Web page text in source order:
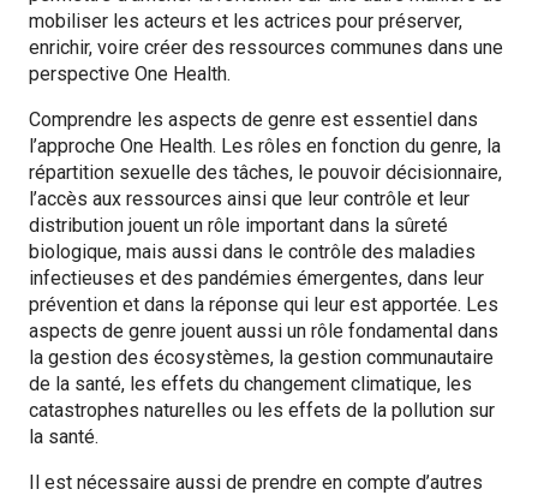
mobiliser les acteurs et les actrices pour préserver,
enrichir, voire créer des ressources communes dans une
perspective One Health.
Comprendre les aspects de genre est essentiel dans
l’approche One Health. Les rôles en fonction du genre, la
répartition sexuelle des tâches, le pouvoir décisionnaire,
l’accès aux ressources ainsi que leur contrôle et leur
distribution jouent un rôle important dans la sûreté
biologique, mais aussi dans le contrôle des maladies
infectieuses et des pandémies émergentes, dans leur
prévention et dans la réponse qui leur est apportée. Les
aspects de genre jouent aussi un rôle fondamental dans
la gestion des écosystèmes, la gestion communautaire
de la santé, les effets du changement climatique, les
catastrophes naturelles ou les effets de la pollution sur
la santé.
Il est nécessaire aussi de prendre en compte d’autres